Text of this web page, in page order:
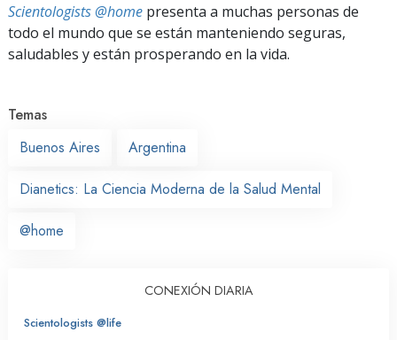
Scientologists @home presenta a muchas personas de
todo el mundo que se están manteniendo seguras,
saludables y están prosperando en la vida.
Temas
Buenos Aires
Argentina
Dianetics: La Ciencia Moderna de la Salud Mental
@home
CONEXIÓN DIARIA
Scientologists @life